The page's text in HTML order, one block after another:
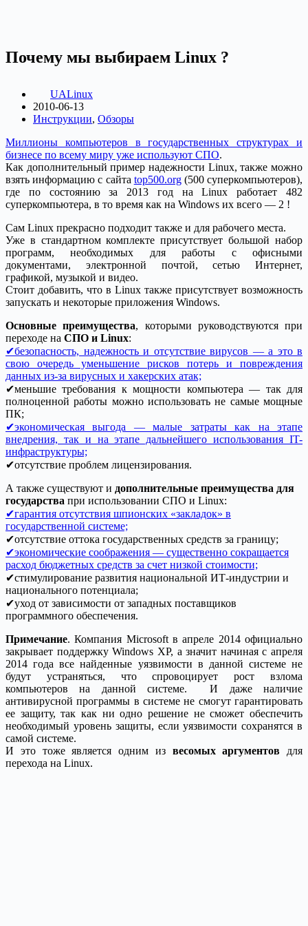
Почему мы выбираем Linux ?
UALinux
2010-06-13
Инструкции, Обзоры
Миллионы компьютеров в государственных структурах и
бизнесе по всему миру уже используют СПО.
Как дополнительный пример надежности Linux, также можно
взять информацию с сайта top500.org(500 суперкомпьютеров),
где по состоянию за 2013 год на Linux работает 482
суперкомпьютера, в то время как на Windows их всего — 2 !
Сам Linux прекрасно подходит также и для рабочего места.
Уже в стандартном комплекте присутствует большой набор
программ, необходимых для работы с офисными
документами, электронной почтой, сетью Интернет,
графикой, музыкой и видео.
Стоит добавить, что в Linux также присутствует возможность
запускать и некоторые приложения Windows.
Основные преимущества, которыми руководствуются при
переходе на СПО и Linux:
✔безопасность, надежность и отсутствие вирусов — а это в
свою очередь уменьшение рисков потерь и повреждения
данных из-за вирусных и хакерских атак;
✔меньшие требования к мощности компьютера — так для
полноценной работы можно использовать не самые мощные
ПК;
✔экономическая выгода — малые затраты как на этапе
внедрения, так и на этапе дальнейшего использования IT-
инфраструктуры;
✔отсутствие проблем лицензирования.
А также существуют и дополнительные преимущества для
государства при использовании СПО и Linux:
✔гарантия отсутствия шпионских «закладок» в
государственной системе;
✔отсутствие оттока государственных средств за границу;
✔экономические соображения — существенно сокращается
расход бюджетных средств за счет низкой стоимости;
✔стимулирование развития национальной ИТ-индустрии и
национального потенциала;
✔уход от зависимости от западных поставщиков
программного обеспечения.
Примечание. Компания Microsoft в апреле 2014 официально
закрывает поддержку Windows ХР, а значит начиная с апреля
2014 года все найденные уязвимости в данной системе не
будут устраняться, что спровоцирует рост взлома
компьютеров на данной системе. И даже наличие
антивирусной программы в системе не смогут гарантировать
ее защиту, так как ни одно решение не сможет обеспечить
необходимый уровень защиты, если уязвимости сохранятся в
самой системе.
И это тоже является одним из весомых аргументов для
перехода на Linux.